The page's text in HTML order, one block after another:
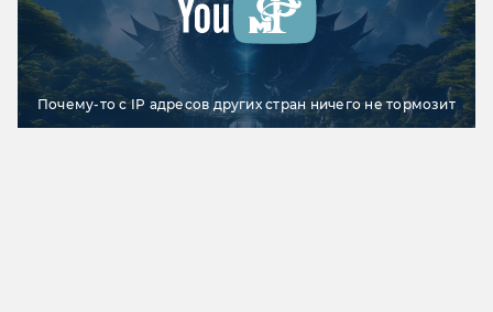
Почему-то с IP адресов других стран ничего не тормозит